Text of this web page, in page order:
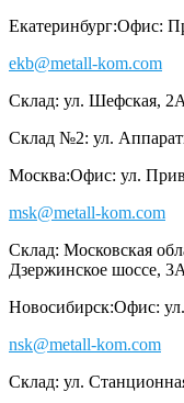
Екатеринбург:Офис:
ekb@metall-kom.com
Склад: ул. Шефская, 2А
Склад №2: ул.
Москва:Офис: ул.
msk@metall-kom.com
Склад: Московская
Дзержинское шоссе,
Новосибирск:Офис:
nsk@metall-kom.com
Склад: ул.